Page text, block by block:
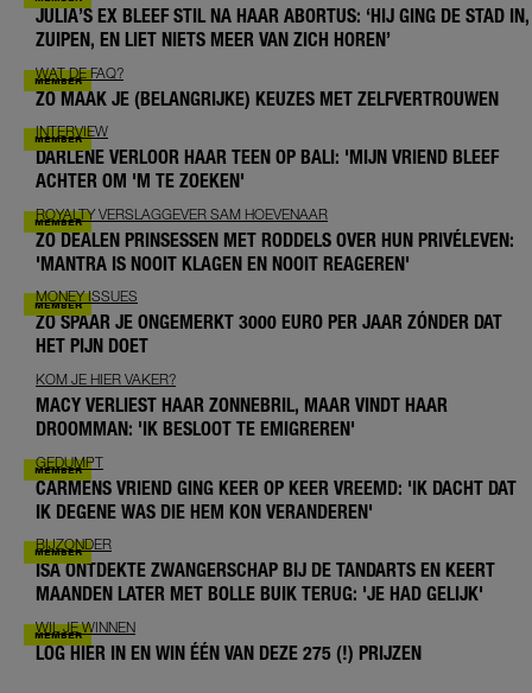
JULIA’S EX BLEEF STIL NA HAAR ABORTUS: ‘HIJ GING DE STAD IN,
ZUIPEN, EN LIET NIETS MEER VAN ZICH HOREN’
WAT DE FAQ?
ZO MAAK JE (BELANGRIJKE) KEUZES MET ZELFVERTROUWEN
INTERVIEW
DARLENE VERLOOR HAAR TEEN OP BALI: 'MIJN VRIEND BLEEF
ACHTER OM 'M TE ZOEKEN'
ROYALTY VERSLAGGEVER SAM HOEVENAAR
ZO DEALEN PRINSESSEN MET RODDELS OVER HUN PRIVÉLEVEN:
'MANTRA IS NOOIT KLAGEN EN NOOIT REAGEREN'
MONEY ISSUES
ZO SPAAR JE ONGEMERKT 3000 EURO PER JAAR ZÓNDER DAT
HET PIJN DOET
KOM JE HIER VAKER?
MACY VERLIEST HAAR ZONNEBRIL, MAAR VINDT HAAR
DROOMMAN: 'IK BESLOOT TE EMIGREREN'
GEDUMPT
CARMENS VRIEND GING KEER OP KEER VREEMD: 'IK DACHT DAT
IK DEGENE WAS DIE HEM KON VERANDEREN'
BIJZONDER
ISA ONTDEKTE ZWANGERSCHAP BIJ DE TANDARTS EN KEERT
MAANDEN LATER MET BOLLE BUIK TERUG: 'JE HAD GELIJK'
WIL JE WINNEN
LOG HIER IN EN WIN ÉÉN VAN DEZE 275 (!) PRIJZEN